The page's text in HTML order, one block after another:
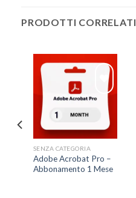
PRODOTTI CORRELATI
Aggiungi
alla lista
dei
desideri
SENZA CATEGORIA
Adobe Acrobat Pro –
Abbonamento 1 Mese